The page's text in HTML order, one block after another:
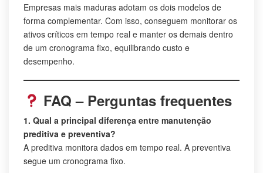
Empresas mais maduras adotam os dois modelos de
forma complementar. Com isso, conseguem monitorar os
ativos críticos em tempo real e manter os demais dentro
de um cronograma fixo, equilibrando custo e
desempenho.
FAQ – Perguntas frequentes
1. Qual a principal diferença entre manutenção
preditiva e preventiva?
A preditiva monitora dados em tempo real. A preventiva
segue um cronograma fixo.